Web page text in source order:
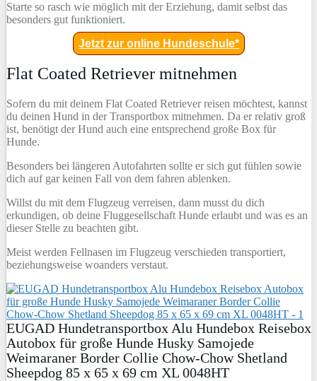
Starte so rasch wie möglich mit der Erziehung, damit selbst das
besonders gut funktioniert.
Jetzt zur online Hundeschule*
Flat Coated Retriever mitnehmen
Sofern du mit deinem Flat Coated Retriever reisen möchtest, kannst
du deinen Hund in der Transportbox mitnehmen. Da er relativ groß
ist, benötigt der Hund auch eine entsprechend große Box für
Hunde.
Besonders bei längeren Autofahrten sollte er sich gut fühlen sowie
dich auf gar keinen Fall von dem fahren ablenken.
Willst du mit dem Flugzeug verreisen, dann musst du dich
erkundigen, ob deine Fluggesellschaft Hunde erlaubt und was es an
dieser Stelle zu beachten gibt.
Meist werden Fellnasen im Flugzeug verschieden transportiert,
beziehungsweise woanders verstaut.
EUGAD Hundetransportbox Alu Hundebox Reisebox
Autobox für große Hunde Husky Samojede
Weimaraner Border Collie Chow-Chow Shetland
Sheepdog 85 x 65 x 69 cm XL 0048HT